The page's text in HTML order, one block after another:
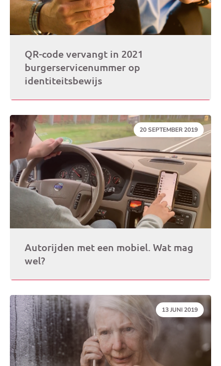
QR-code vervangt in 2021
burgerservicenummer op
identiteitsbewijs
DATUM:
20 SEPTEMBER 2019
Autorijden met een mobiel. Wat mag
wel?
DATUM:
13 JUNI 2019